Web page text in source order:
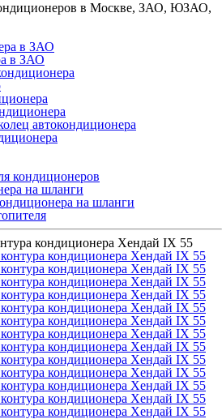
в Москве, ЗАО, ЮЗАО,
в ЗАО
в ЗАО
автокондиционера
кондиционеров
на шланги
на шланги
кондиционера Хендай IX 55